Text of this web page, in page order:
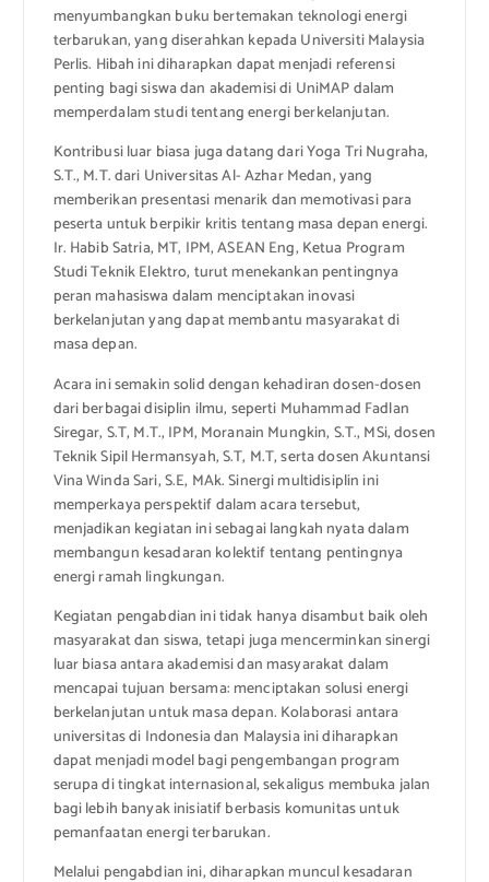
menyumbangkan buku bertemakan teknologi energi
terbarukan, yang diserahkan kepada Universiti Malaysia
Perlis. Hibah ini diharapkan dapat menjadi referensi
penting bagi siswa dan akademisi di UniMAP dalam
memperdalam studi tentang energi berkelanjutan.
Kontribusi luar biasa juga datang dari Yoga Tri Nugraha,
S.T., M.T. dari Universitas Al- Azhar Medan, yang
memberikan presentasi menarik dan memotivasi para
peserta untuk berpikir kritis tentang masa depan energi.
Ir. Habib Satria, MT, IPM, ASEAN Eng, Ketua Program
Studi Teknik Elektro, turut menekankan pentingnya
peran mahasiswa dalam menciptakan inovasi
berkelanjutan yang dapat membantu masyarakat di
masa depan.
Acara ini semakin solid dengan kehadiran dosen-dosen
dari berbagai disiplin ilmu, seperti Muhammad Fadlan
Siregar, S.T, M.T., IPM, Moranain Mungkin, S.T., MSi, dosen
Teknik Sipil Hermansyah, S.T, M.T, serta dosen Akuntansi
Vina Winda Sari, S.E, MAk. Sinergi multidisiplin ini
memperkaya perspektif dalam acara tersebut,
menjadikan kegiatan ini sebagai langkah nyata dalam
membangun kesadaran kolektif tentang pentingnya
energi ramah lingkungan.
Kegiatan pengabdian ini tidak hanya disambut baik oleh
masyarakat dan siswa, tetapi juga mencerminkan sinergi
luar biasa antara akademisi dan masyarakat dalam
mencapai tujuan bersama: menciptakan solusi energi
berkelanjutan untuk masa depan. Kolaborasi antara
universitas di Indonesia dan Malaysia ini diharapkan
dapat menjadi model bagi pengembangan program
serupa di tingkat internasional, sekaligus membuka jalan
bagi lebih banyak inisiatif berbasis komunitas untuk
pemanfaatan energi terbarukan.
Melalui pengabdian ini, diharapkan muncul kesadaran